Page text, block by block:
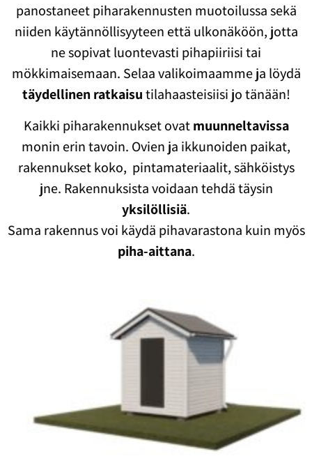
panostaneet piharakennusten muotoilussa sekä
niiden käytännöllisyyteen että ulkonäköön, jotta
ne sopivat luontevasti pihapiiriisi tai
mökkimaisemaan. Selaa valikoimaamme ja löydä
täydellinen ratkaisutilahaasteisiisi jo tänään!
Kaikki piharakennukset ovatmuunneltavissa
monin erin tavoin. Ovien ja ikkunoiden paikat,
rakennukset koko, pintamateriaalit, sähköistys
jne. Rakennuksista voidaan tehdä täysin
yksilöllisiä.
Sama rakennus voi käydä pihavarastona kuin myös
piha-aittana.